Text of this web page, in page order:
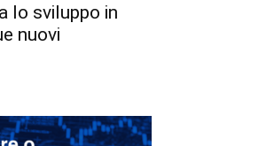
lo sviluppo in
nuovi